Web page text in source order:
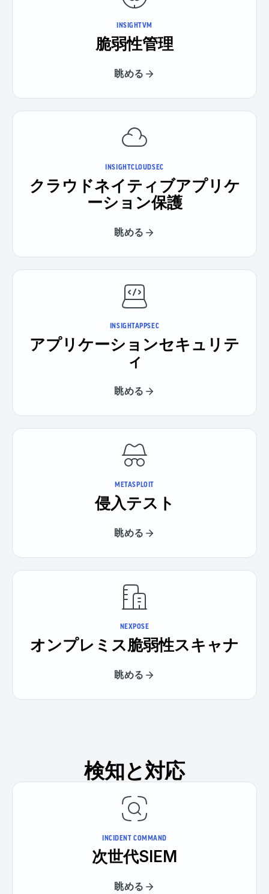
INSIGHTVM
脆弱性管理
眺める
INSIGHTCLOUDSEC
クラウドネイティブアプリケ
ーション保護
眺める
INSIGHTAPPSEC
アプリケーションセキュリテ
ィ
眺める
METASPLOIT
侵入テスト
眺める
NEXPOSE
オンプレミス脆弱性スキャナ
眺める
検知と対応
INCIDENT COMMAND
次世代SIEM
眺める